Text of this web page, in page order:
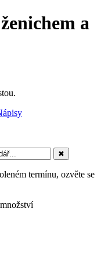
a
✖
termínu, ozvěte se